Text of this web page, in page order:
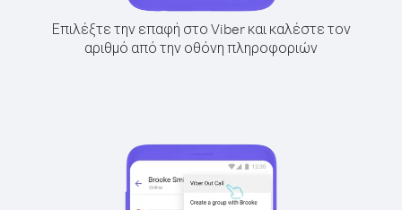
Επιλέξτε την επαφή στο Viber και καλέστε τον
αριθμό από την οθόνη πληροφοριών